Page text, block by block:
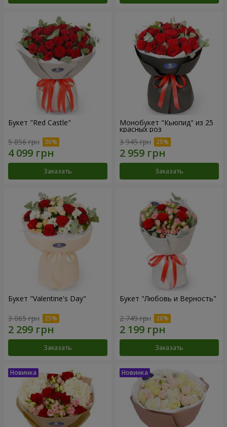
Букет "Red Castle"
5 856 грн
Заказать
Монобукет "Кьюпид" из 25
красных роз
3 945 грн
Заказать
Букет "Valentine's Day"
3 065 грн
Заказать
Букет "Любовь и Верность"
2 749 грн
Заказать